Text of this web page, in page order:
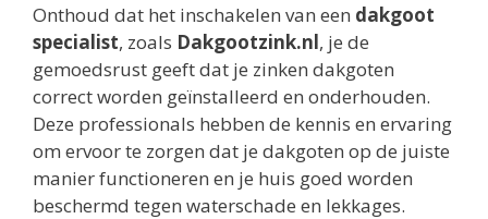
Onthoud dat het inschakelen van een dakgoot
specialist, zoals Dakgootzink.nl, je de
gemoedsrust geeft dat je zinken dakgoten
correct worden geïnstalleerd en onderhouden.
Deze professionals hebben de kennis en ervaring
om ervoor te zorgen dat je dakgoten op de juiste
manier functioneren en je huis goed worden
beschermd tegen waterschade en lekkages.